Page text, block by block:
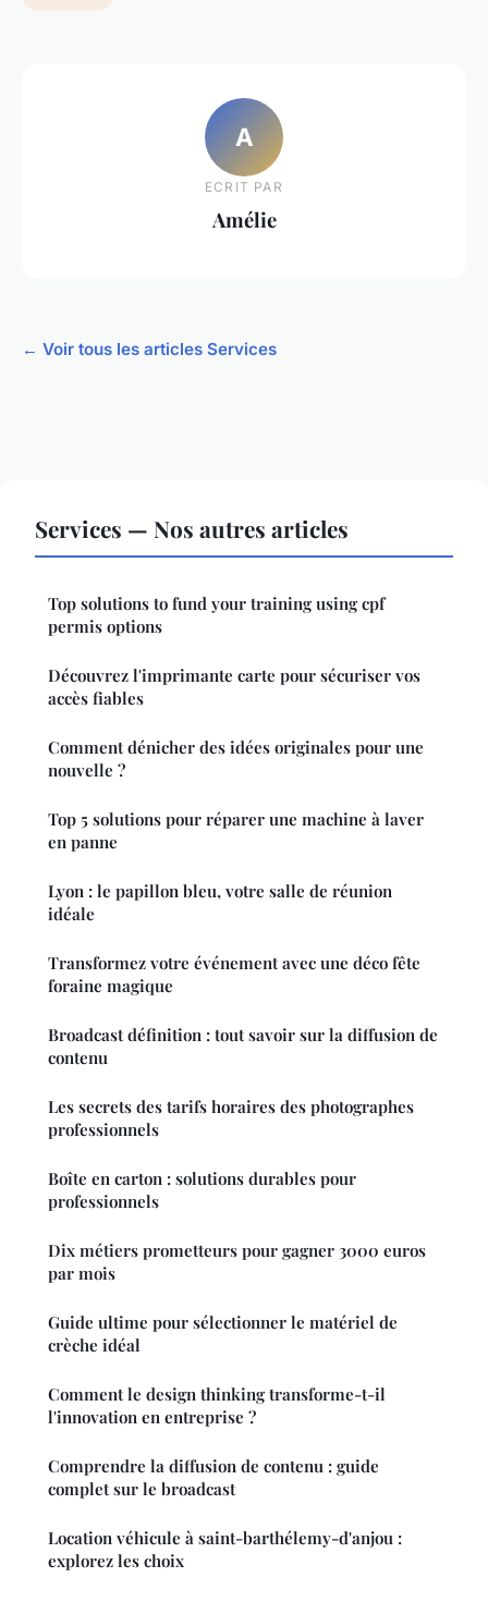
A
ECRIT PAR
Amélie
← Voir tous les articles Services
Services — Nos autres articles
Top solutions to fund your training using cpf
permis options
Découvrez l'imprimante carte pour sécuriser vos
accès fiables
Comment dénicher des idées originales pour une
nouvelle ?
Top 5 solutions pour réparer une machine à laver
en panne
Lyon : le papillon bleu, votre salle de réunion
idéale
Transformez votre événement avec une déco fête
foraine magique
Broadcast définition : tout savoir sur la diffusion de
contenu
Les secrets des tarifs horaires des photographes
professionnels
Boîte en carton : solutions durables pour
professionnels
Dix métiers prometteurs pour gagner 3000 euros
par mois
Guide ultime pour sélectionner le matériel de
crèche idéal
Comment le design thinking transforme-t-il
l'innovation en entreprise ?
Comprendre la diffusion de contenu : guide
complet sur le broadcast
Location véhicule à saint-barthélemy-d'anjou :
explorez les choix